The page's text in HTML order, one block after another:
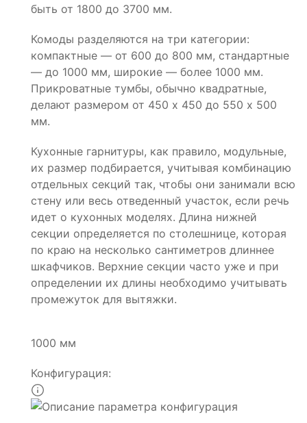
быть от 1800 до 3700 мм.
Комоды разделяются на три категории:
компактные — от 600 до 800 мм, стандартные
— до 1000 мм, широкие — более 1000 мм.
Прикроватные тумбы, обычно квадратные,
делают размером от 450 х 450 до 550 х 500
мм.
Кухонные гарнитуры, как правило, модульные,
их размер подбирается, учитывая комбинацию
отдельных секций так, чтобы они занимали всю
стену или весь отведенный участок, если речь
идет о кухонных моделях. Длина нижней
секции определяется по столешнице, которая
по краю на несколько сантиметров длиннее
шкафчиков. Верхние секции часто уже и при
определении их длины необходимо учитывать
промежуток для вытяжки.
1000 мм
Конфигурация: